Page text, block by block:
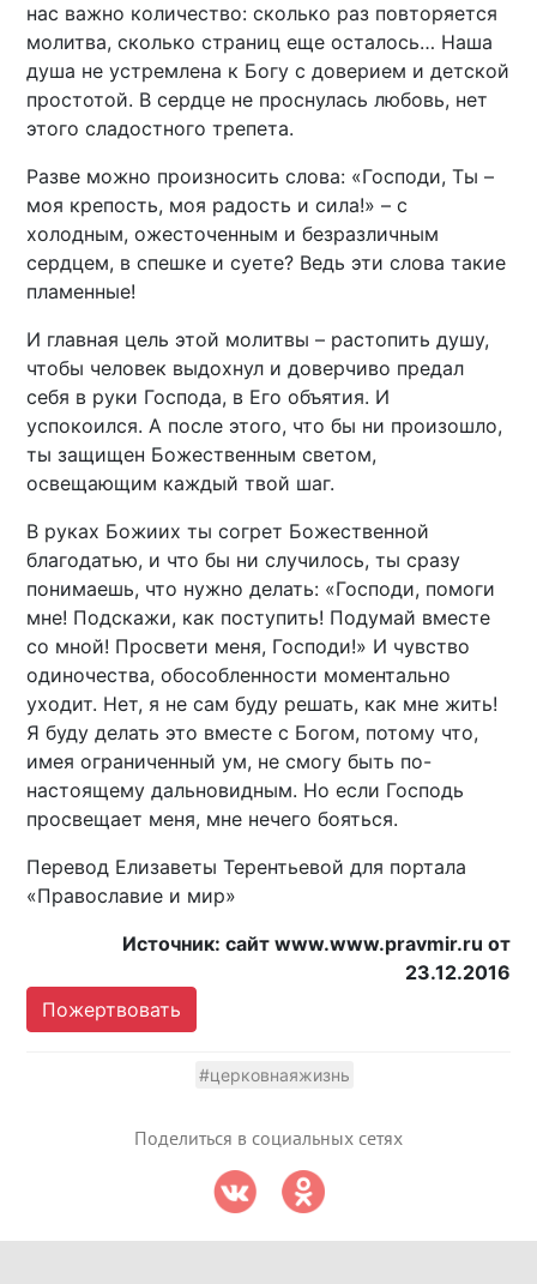
нас важно количество: сколько раз повторяется
молитва, сколько страниц еще осталось… Наша
душа не устремлена к Богу с доверием и детской
простотой. В сердце не проснулась любовь, нет
этого сладостного трепета.
Разве можно произносить слова: «Господи, Ты –
моя крепость, моя радость и сила!» – с
холодным, ожесточенным и безразличным
сердцем, в спешке и суете? Ведь эти слова такие
пламенные!
И главная цель этой молитвы – растопить душу,
чтобы человек выдохнул и доверчиво предал
себя в руки Господа, в Его объятия. И
успокоился. А после этого, что бы ни произошло,
ты защищен Божественным светом,
освещающим каждый твой шаг.
В руках Божиих ты согрет Божественной
благодатью, и что бы ни случилось, ты сразу
понимаешь, что нужно делать: «Господи, помоги
мне! Подскажи, как поступить! Подумай вместе
со мной! Просвети меня, Господи!» И чувство
одиночества, обособленности моментально
уходит. Нет, я не сам буду решать, как мне жить!
Я буду делать это вместе с Богом, потому что,
имея ограниченный ум, не смогу быть по-
настоящему дальновидным. Но если Господь
просвещает меня, мне нечего бояться.
Перевод Елизаветы Терентьевой для портала
«Православие и мир»
Источник: сайт www.www.pravmir.ru от
23.12.2016
Пожертвовать
#церковнаяжизнь
Поделиться в социальных сетях